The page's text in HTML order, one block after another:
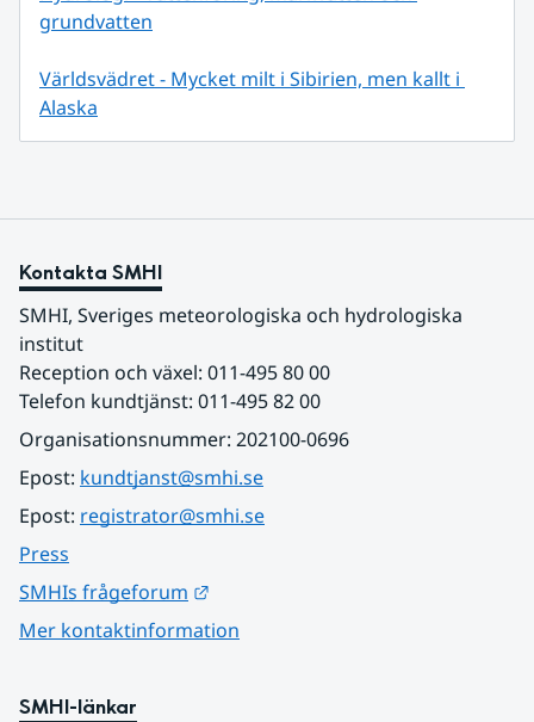
grundvatten
Världsvädret - Mycket milt i Sibirien, men kallt i
Alaska
Kontakta SMHI
SMHI, Sveriges meteorologiska och hydrologiska
institut
Reception och växel: 011-495 80 00
Telefon kundtjänst: 011-495 82 00
Organisationsnummer: 202100-0696
Epost: kundtjanst@smhi.se
Epost: registrator@smhi.se
Press
SMHIs frågeforum
Mer kontaktinformation
SMHI-länkar